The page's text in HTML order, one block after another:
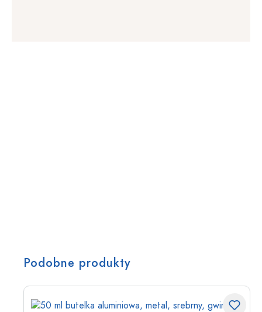
Podobne produkty